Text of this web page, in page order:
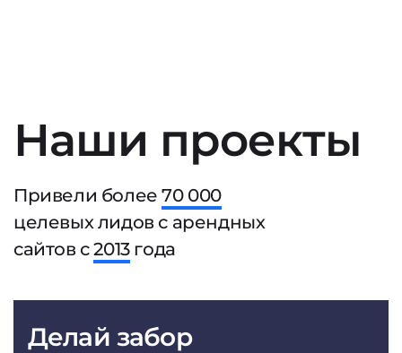
Наши проекты
Привели более70 000
целевых лидов с арендных
сайтов с2013года
Делай забор